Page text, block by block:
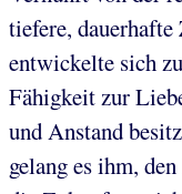
tiefere,
entwickelte sich
Fähigkeit zur
und Anstand
gelang es ihm,